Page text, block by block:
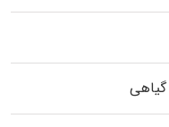
گیاهی